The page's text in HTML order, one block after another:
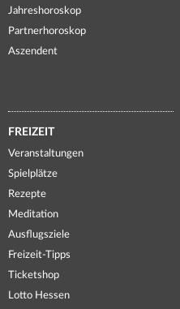
Jahreshoroskop
Partnerhoroskop
Aszendent
FREIZEIT
Veranstaltungen
Spielplätze
Rezepte
Meditation
Ausflugsziele
Freizeit-Tipps
Ticketshop
Lotto Hessen